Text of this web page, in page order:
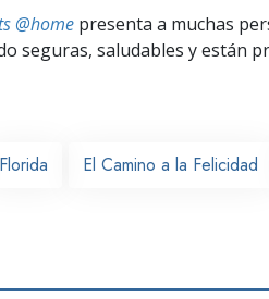
@home presenta a muchas
seguras, saludables y están
Florida El Camino a la Felicidad